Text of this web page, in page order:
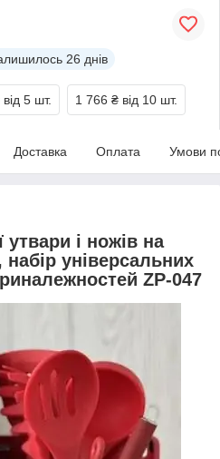
26 днів
від 5 шт. 1 766 ₴ від 10 шт.
Доставка Оплата Умови
утвари і ножів на
набір універсальних
ZP-047